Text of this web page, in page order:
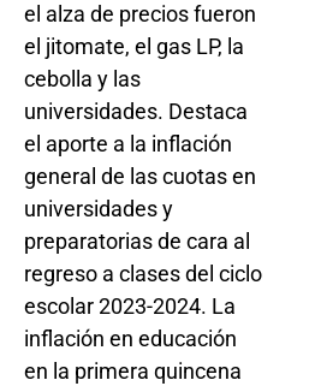
el alza de precios fueron
el jitomate, el gas LP, la
cebolla y las
universidades. Destaca
el aporte a la inflación
general de las cuotas en
universidades y
preparatorias de cara al
regreso a clases del ciclo
escolar 2023-2024. La
inflación en educación
en la primera quincena